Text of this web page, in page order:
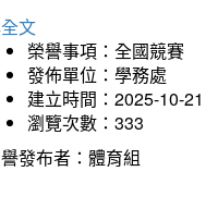
文
榮譽事項：全國競賽
發佈單位：學務處
建立時間：2025-10-21
瀏覽次數：333
發布者：體育組